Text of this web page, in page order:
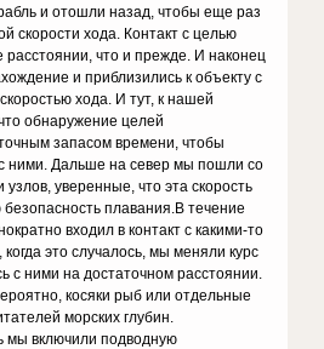
и отошли назад, чтобы еще раз
скорости хода. Контакт с целью
расстоянии, что и прежде. И наконец
и приблизились к объекту с
хода. И тут, к нашей
обнаружение целей
запасом времени, чтобы
ними. Дальше на север мы пошли со
уверенные, что эта скорость
плавания.В течение
входил в контакт с какими-то
это случалось, мы меняли курс
с ними на достаточном расстоянии.
косяки рыб или отдельные
морских глубин.
мы включили подводную